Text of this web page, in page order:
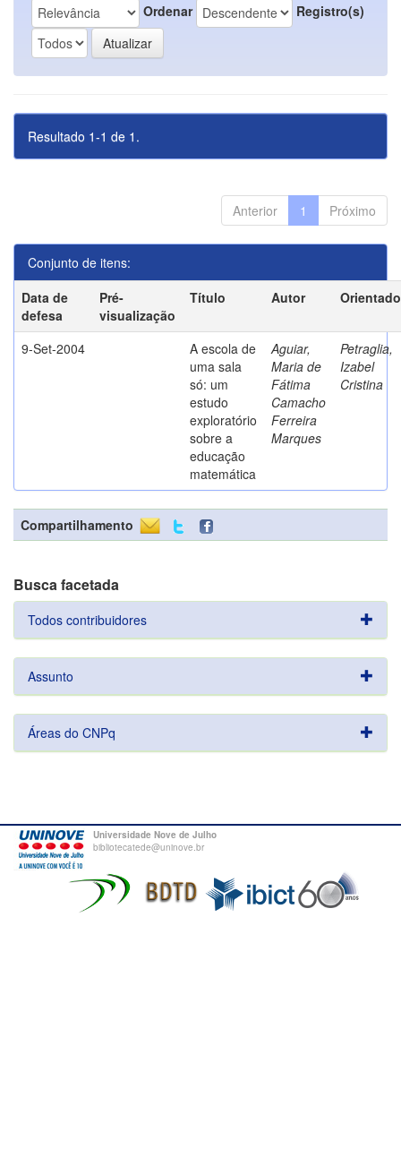
Ordenar Registro(s)
Resultado 1-1 de 1.
Anterior 1 Próximo
Conjunto de itens:
Data de
defesa
Pré-
visualização
Título Autor
9-Set-2004
A escola de
uma sala
só: um
estudo
exploratório
sobre a
educação
matemática
Aguiar,
Maria de
Fátima
Camacho
Ferreira
Marques
Petraglia,
Izabel
Cristina
Compartilhamento
Busca facetada
Todos contribuidores
Assunto
Áreas do CNPq
Universidade Nove de Julho
bibliotecatede@uninove.br